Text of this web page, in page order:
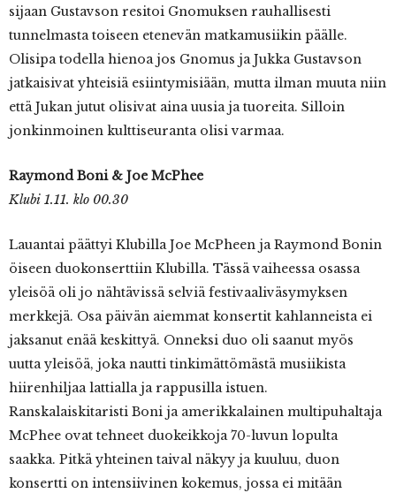
sijaan Gustavson resitoi Gnomuksen rauhallisesti
tunnelmasta toiseen etenevän matkamusiikin päälle.
Olisipa todella hienoa jos Gnomus ja Jukka Gustavson
jatkaisivat yhteisiä esiintymisiään, mutta ilman muuta niin
että Jukan jutut olisivat aina uusia ja tuoreita. Silloin
jonkinmoinen kulttiseuranta olisi varmaa.
Raymond Boni & Joe McPhee
Klubi 1.11. klo 00.30
Lauantai päättyi Klubilla Joe McPheen ja Raymond Bonin
öiseen duokonserttiin Klubilla. Tässä vaiheessa osassa
yleisöä oli jo nähtävissä selviä festivaaliväsymyksen
merkkejä. Osa päivän aiemmat konsertit kahlanneista ei
jaksanut enää keskittyä. Onneksi duo oli saanut myös
uutta yleisöä, joka nautti tinkimättömästä musiikista
hiirenhiljaa lattialla ja rappusilla istuen.
Ranskalaiskitaristi Boni ja amerikkalainen multipuhaltaja
McPhee ovat tehneet duokeikkoja 70-luvun lopulta
saakka. Pitkä yhteinen taival näkyy ja kuuluu, duon
konsertti on intensiivinen kokemus, jossa ei mitään